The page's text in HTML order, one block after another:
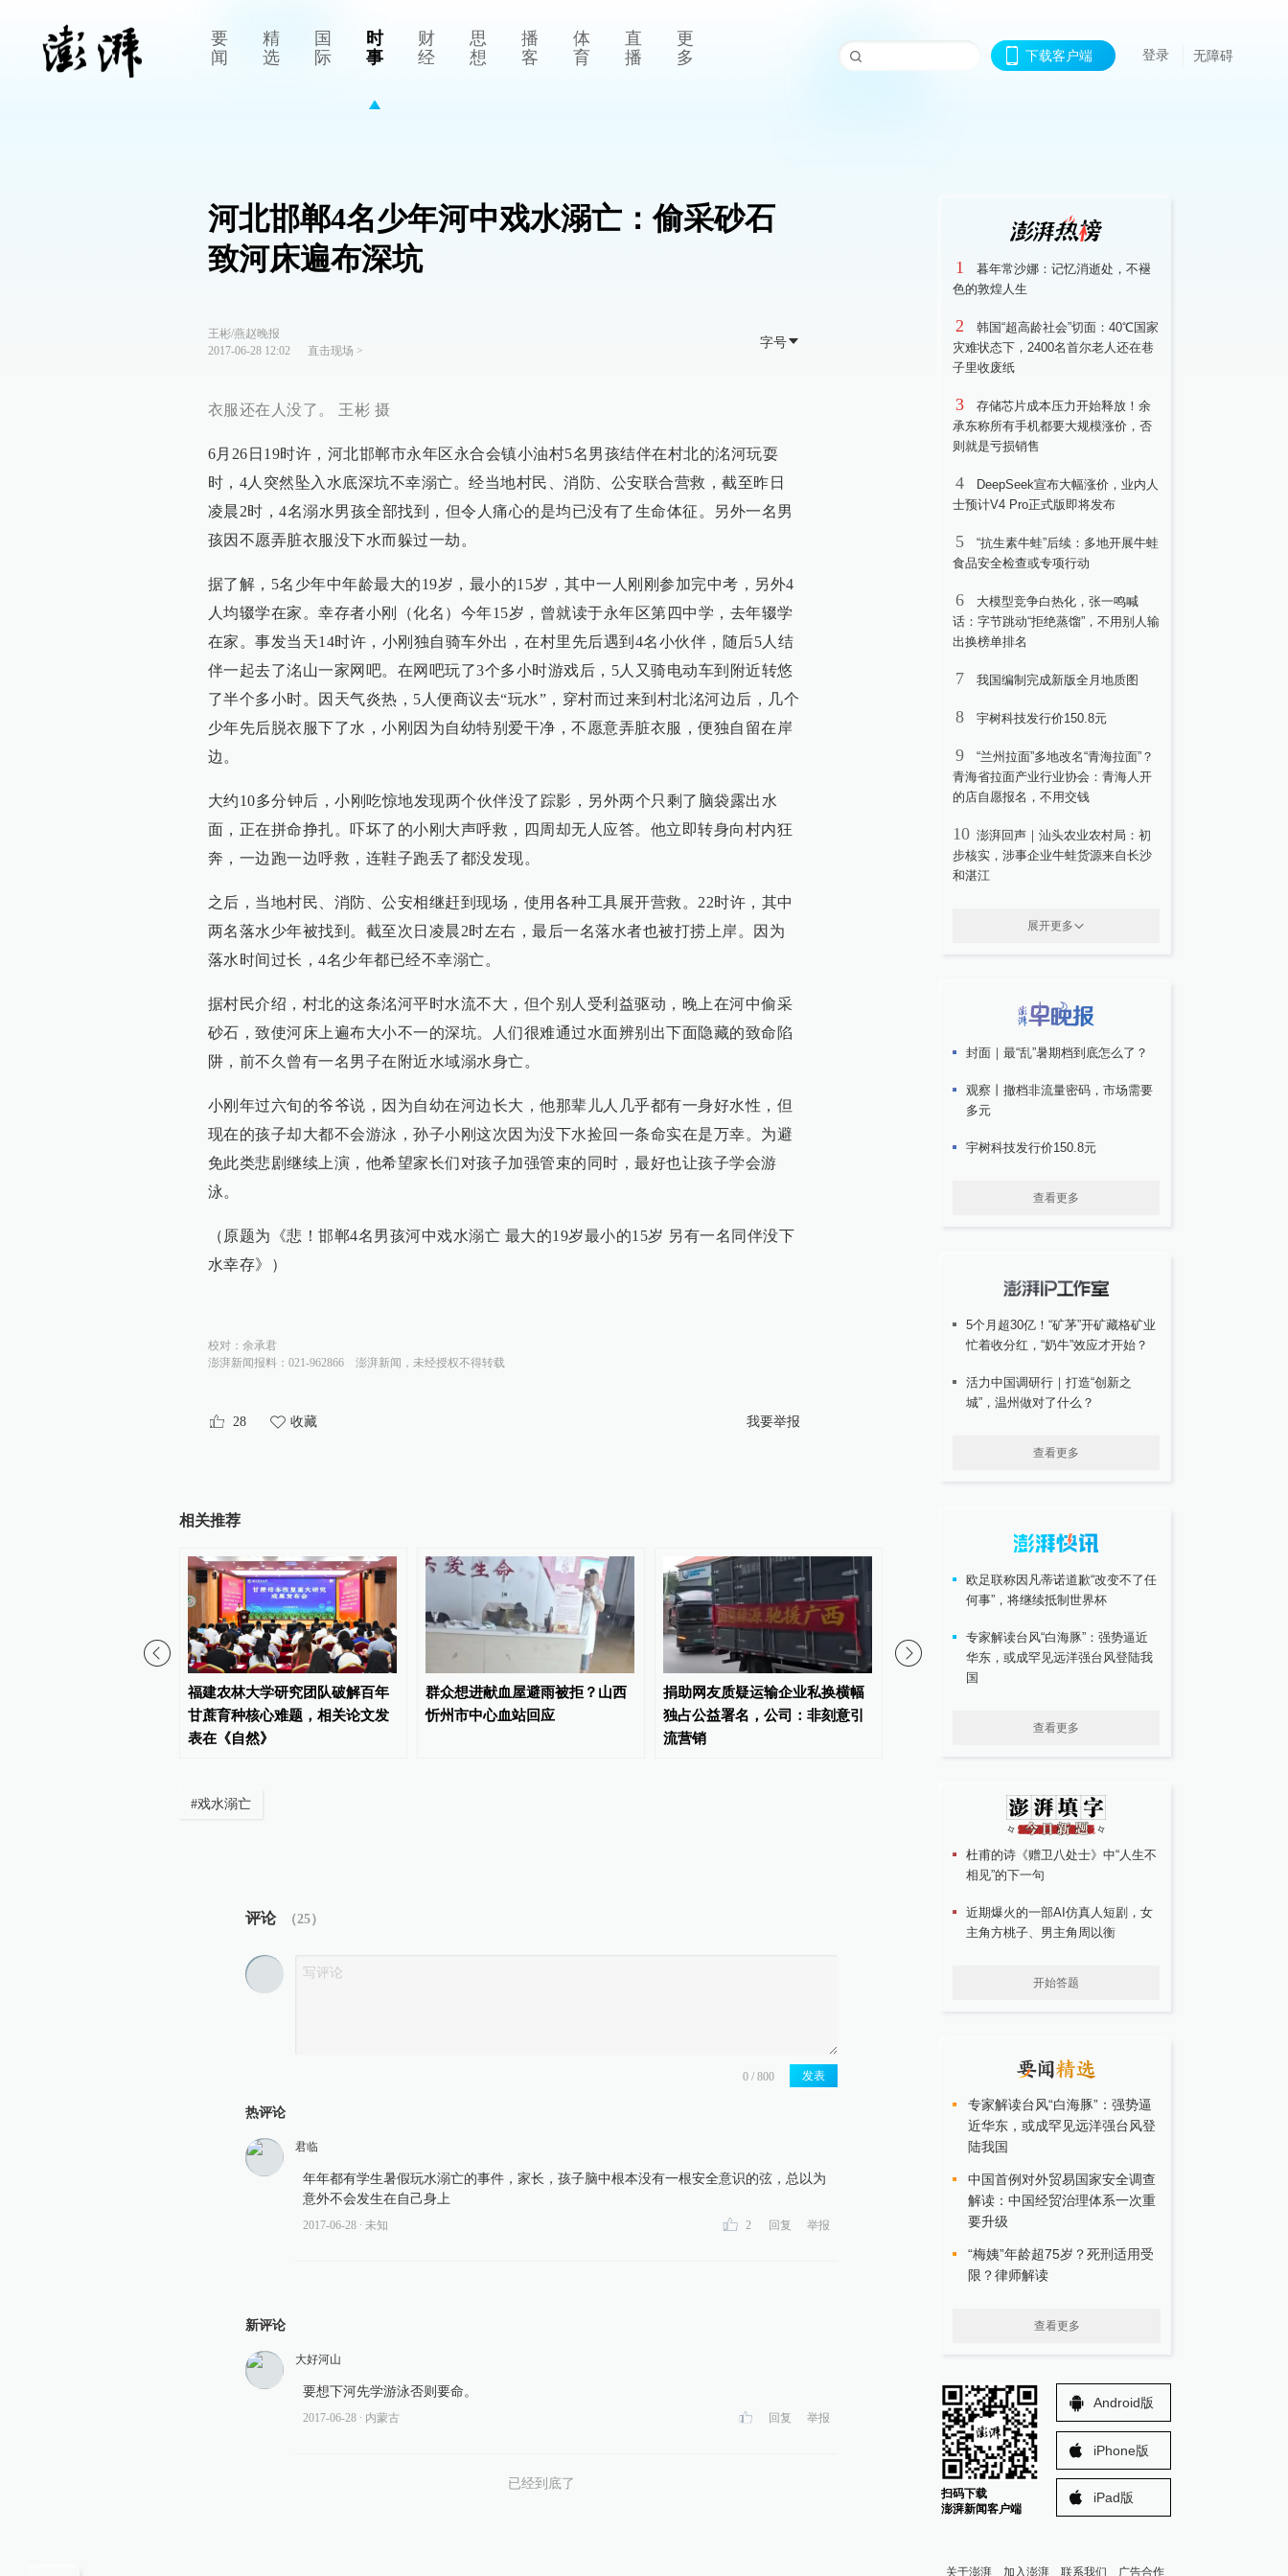
要
闻
精
选
国
际
时
事
财
经
思
想
播
客
体
育
直
播
更
多
下载客户端 登录 无障碍
河北邯郸4名少年河中戏水溺亡：偷采砂石
致河床遍布深坑
王彬/燕赵晚报
2017-06-28 12:02
直击现场 >
字号
衣服还在人没了。 王彬 摄
6月26日19时许，河北邯郸市永年区永合会镇小油村5名男孩结伴在村北的洺河玩耍
时，4人突然坠入水底深坑不幸溺亡。经当地村民、消防、公安联合营救，截至昨日
凌晨2时，4名溺水男孩全部找到，但令人痛心的是均已没有了生命体征。另外一名男
孩因不愿弄脏衣服没下水而躲过一劫。
据了解，5名少年中年龄最大的19岁，最小的15岁，其中一人刚刚参加完中考，另外4
人均辍学在家。幸存者小刚（化名）今年15岁，曾就读于永年区第四中学，去年辍学
在家。事发当天14时许，小刚独自骑车外出，在村里先后遇到4名小伙伴，随后5人结
伴一起去了洺山一家网吧。在网吧玩了3个多小时游戏后，5人又骑电动车到附近转悠
了半个多小时。因天气炎热，5人便商议去“玩水”，穿村而过来到村北洺河边后，几个
少年先后脱衣服下了水，小刚因为自幼特别爱干净，不愿意弄脏衣服，便独自留在岸
边。
大约10多分钟后，小刚吃惊地发现两个伙伴没了踪影，另外两个只剩了脑袋露出水
面，正在拼命挣扎。吓坏了的小刚大声呼救，四周却无人应答。他立即转身向村内狂
奔，一边跑一边呼救，连鞋子跑丢了都没发现。
之后，当地村民、消防、公安相继赶到现场，使用各种工具展开营救。22时许，其中
两名落水少年被找到。截至次日凌晨2时左右，最后一名落水者也被打捞上岸。因为
落水时间过长，4名少年都已经不幸溺亡。
据村民介绍，村北的这条洺河平时水流不大，但个别人受利益驱动，晚上在河中偷采
砂石，致使河床上遍布大小不一的深坑。人们很难通过水面辨别出下面隐藏的致命陷
阱，前不久曾有一名男子在附近水域溺水身亡。
小刚年过六旬的爷爷说，因为自幼在河边长大，他那辈儿人几乎都有一身好水性，但
现在的孩子却大都不会游泳，孙子小刚这次因为没下水捡回一条命实在是万幸。为避
免此类悲剧继续上演，他希望家长们对孩子加强管束的同时，最好也让孩子学会游
泳。
（原题为《悲！邯郸4名男孩河中戏水溺亡 最大的19岁最小的15岁 另有一名同伴没下
水幸存》）
校对： 余承君
澎湃新闻报料：021-962866
澎湃新闻，未经授权不得转载
28 收藏 我要举报
相关推荐
福建农林大学研究团队破解百年
甘蔗育种核心难题，相关论文发
表在《自然》
群众想进献血屋避雨被拒？山西
忻州市中心血站回应
捐助网友质疑运输企业私换横幅
独占公益署名，公司：非刻意引
流营销
#戏水溺亡
评论 （25）
发表
热评论
君临
年年都有学生暑假玩水溺亡的事件，家长，孩子脑中根本没有一根安全意识的弦，总以为
意外不会发生在自己身上
2017-06-28 ∙ 未知 2 回复 举报
新评论
大好河山
要想下河先学游泳否则要命。
2017-06-28 ∙ 内蒙古 回复 举报
已经到底了
1
暮年常沙娜：记忆消逝处，不褪
色的敦煌人生
2
韩国“超高龄社会”切面：40℃国家
灾难状态下，2400名首尔老人还在巷
子里收废纸
3
存储芯片成本压力开始释放！余
承东称所有手机都要大规模涨价，否
则就是亏损销售
4
DeepSeek宣布大幅涨价，业内人
士预计V4 Pro正式版即将发布
5
“抗生素牛蛙”后续：多地开展牛蛙
食品安全检查或专项行动
6
大模型竞争白热化，张一鸣喊
话：字节跳动“拒绝蒸馏”，不用别人输
出换榜单排名
7 我国编制完成新版全月地质图
8 宇树科技发行价150.8元
9
“兰州拉面”多地改名“青海拉面”？
青海省拉面产业行业协会：青海人开
的店自愿报名，不用交钱
10 澎湃回声｜汕头农业农村局：初
步核实，涉事企业牛蛙货源来自长沙
和湛江
展开更多
封面｜最“乱”暑期档到底怎么了？
观察丨撤档非流量密码，市场需要
多元
宇树科技发行价150.8元
查看更多
5个月超30亿！“矿茅”开矿藏格矿业
忙着收分红，“奶牛”效应才开始？
活力中国调研行｜打造“创新之
城”，温州做对了什么？
查看更多
欧足联称因凡蒂诺道歉“改变不了任
何事”，将继续抵制世界杯
专家解读台风“白海豚”：强势逼近
华东，或成罕见远洋强台风登陆我
国
查看更多
杜甫的诗《赠卫八处士》中“人生不
相见”的下一句
近期爆火的一部AI仿真人短剧，女
主角方桃子、男主角周以衡
开始答题
专家解读台风“白海豚”：强势逼
近华东，或成罕见远洋强台风登
陆我国
中国首例对外贸易国家安全调查
解读：中国经贸治理体系一次重
要升级
“梅姨”年龄超75岁？死刑适用受
限？律师解读
查看更多
扫码下载
澎湃新闻客户端
Android版
iPhone版
iPad版
关于澎湃 加入澎湃 联系我们 广告合作